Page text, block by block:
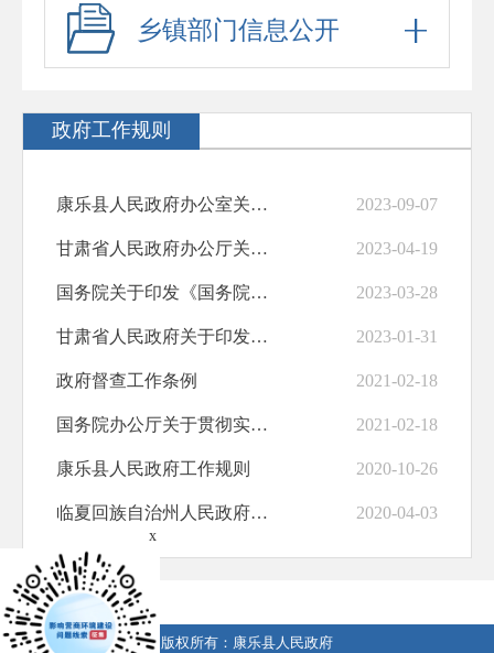
乡镇部门信息公开
政府工作规则
康乐县人民政府办公室关于印发康乐县人民政府机构简称的通知 2023-09-07
甘肃省人民政府办公厅关于印发甘肃省人民政府重大行政决策合法性审查工作规则... 2023-04-19
国务院关于印发《国务院工作规则》的通知 2023-03-28
甘肃省人民政府关于印发甘肃省人民政府工作规则的通知 2023-01-31
政府督查工作条例 2021-02-18
国务院办公厅关于贯彻实施《政府督查工作条例》进一步加强和规范政府督查工作... 2021-02-18
康乐县人民政府工作规则 2020-10-26
临夏回族自治州人民政府关于印发《临夏回族自治州人民政府重大行政决策程序规... 2020-04-03
版权所有：康乐县人民政府
x